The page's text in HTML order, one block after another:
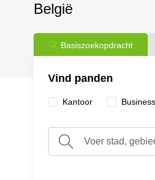
België
Basiszoekopdracht
Vind panden
Kantoor